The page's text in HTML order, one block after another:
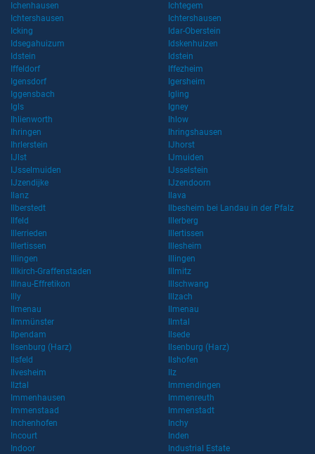
Ichenhausen
Ichtegem
Ichtershausen
Ichtershausen
Icking
Idar-Oberstein
Idsegahuizum
Idskenhuizen
Idstein
Idstein
Iffeldorf
Iffezheim
Igensdorf
Igersheim
Iggensbach
Igling
Igls
Igney
Ihlienworth
Ihlow
Ihringen
Ihringshausen
Ihrlerstein
IJhorst
IJlst
IJmuiden
IJsselmuiden
IJsselstein
IJzendijke
IJzendoorn
Ilanz
Ilava
Ilberstedt
Ilbesheim bei Landau in der Pfalz
Ilfeld
Illerberg
Illerrieden
Illertissen
Illertissen
Illesheim
Illingen
Illingen
Illkirch-Graffenstaden
Illmitz
Illnau-Effretikon
Illschwang
Illy
Illzach
Ilmenau
Ilmenau
Ilmmünster
Ilmtal
Ilpendam
Ilsede
Ilsenburg (Harz)
Ilsenburg (Harz)
Ilsfeld
Ilshofen
Ilvesheim
Ilz
Ilztal
Immendingen
Immenhausen
Immenreuth
Immenstaad
Immenstadt
Inchenhofen
Inchy
Incourt
Inden
Indoor
Industrial Estate